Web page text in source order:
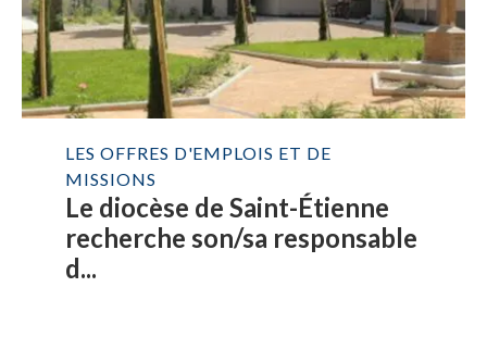
LES OFFRES D'EMPLOIS ET DE
MISSIONS
Le diocèse de Saint-Étienne
recherche son/sa responsable
d...